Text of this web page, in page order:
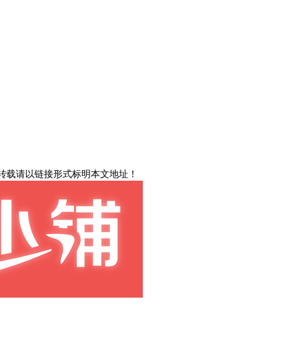
载请以链接形式标明本文地址！